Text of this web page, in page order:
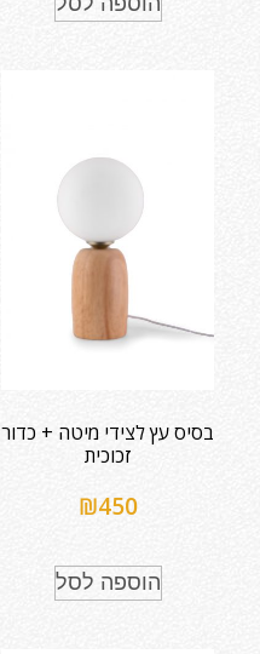
בסיס עץ לצידי מיטה + כדור
זכוכית
₪450
הוספה לסל